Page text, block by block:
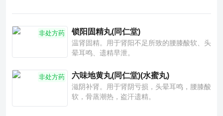
非处方药 锁阳固精丸(同仁堂)
温肾固精。用于肾阳不足所致的腰膝酸软、头
晕耳鸣、遗精早泄。
非处方药 六味地黄丸(同仁堂)(水蜜丸)
滋阴补肾。用于肾阴亏损，头晕耳鸣，腰膝酸
软，骨蒸潮热，盗汗遗精。